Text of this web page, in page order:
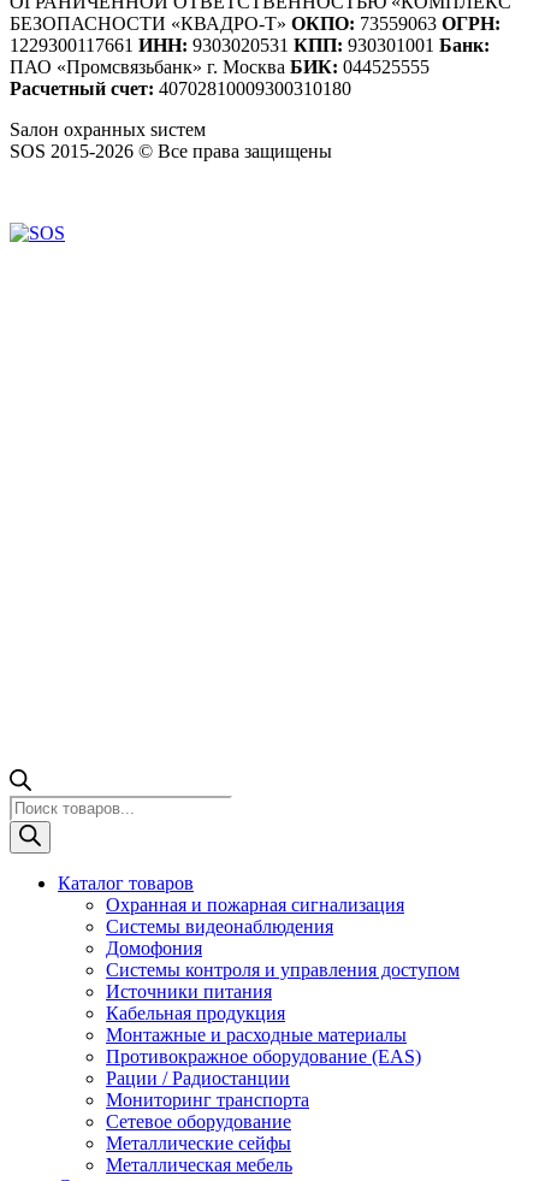
БЕЗОПАСНОСТИ «КВАДРО-Т» ОКПО: 73559063 ОГРН:
1229300117661 ИНН: 9303020531 КПП: 930301001 Банк:
ПАО «Промсвязьбанк» г. Москва БИК: 044525555
Расчетный счет: 40702810009300310180
Sалон охранных sистем
SOS 2015-2026 © Все права защищены
Поиск
товаров
Каталог товаров
Охранная и пожарная сигнализация
Системы видеонаблюдения
Домофония
Системы контроля и управления доступом
Источники питания
Кабельная продукция
Монтажные и расходные материалы
Противокражное оборудование (EAS)
Рации / Радиостанции
Мониторинг транспорта
Сетевое оборудование
Металлические сейфы
Металлическая мебель